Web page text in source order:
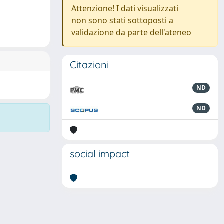
Attenzione! I dati visualizzati
non sono stati sottoposti a
validazione da parte dell'ateneo
Citazioni
ND
ND
social impact